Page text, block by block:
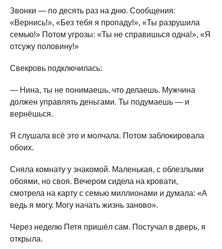
Звонки — по десять раз на дню. Сообщения:
«Вернись!», «Без тебя я пропаду!», «Ты разрушила
семью!» Потом угрозы: «Ты не справишься одна!», «Я
отсужу половину!»
Свекровь подключилась:
— Нина, ты не понимаешь, что делаешь. Мужчина
должен управлять деньгами. Ты подумаешь — и
вернёшься.
Я слушала всё это и молчала. Потом заблокировала
обоих.
Сняла комнату у знакомой. Маленькая, с облезлыми
обоями, но своя. Вечером сидела на кровати,
смотрела на карту с семью миллионами и думала: «А
ведь я могу. Могу начать жизнь заново».
Через неделю Петя пришёл сам. Постучал в дверь, я
открыла.